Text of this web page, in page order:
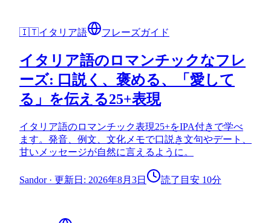
🇮🇹イタリア語 フレーズガイド
イタリア語のロマンチックなフレ
ーズ: 口説く、褒める、「愛して
る」を伝える25+表現
イタリア語のロマンチック表現25+をIPA付きで学べ
ます。発音、例文、文化メモで口説き文句やデート、
甘いメッセージが自然に言えるように。
Sandor· 更新日: 2026年8月3日 読了目安 10分